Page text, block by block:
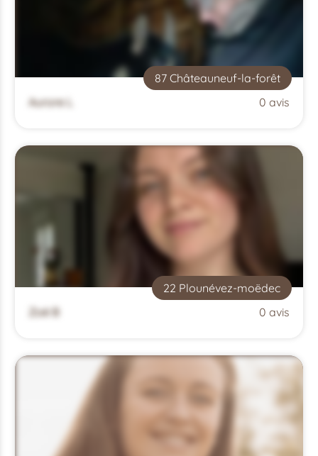
87 Châteauneuf-la-forêt
Aurore L
0 avis
22 Plounévez-moëdec
Zoé B
0 avis